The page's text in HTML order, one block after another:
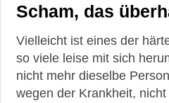
Scham, das
Vielleicht ist eines der
so viele leise mit sich
nicht mehr dieselbe
wegen der Krankheit,